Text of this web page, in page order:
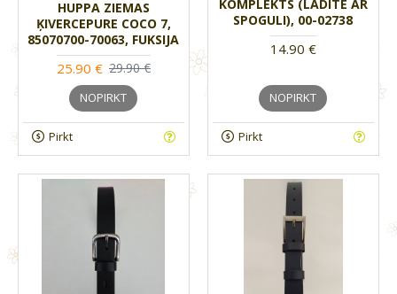
HUPPA ZIEMAS
ĶIVERCEPURE COCO 7,
85070700-70063, FUKSIJA
25.90 € 29.90 €
NOPIRKT
Pirkt
KOMPLEKTS (LĀDĪTE AR
SPOGULI), 00-02738
14.90 €
NOPIRKT
Pirkt